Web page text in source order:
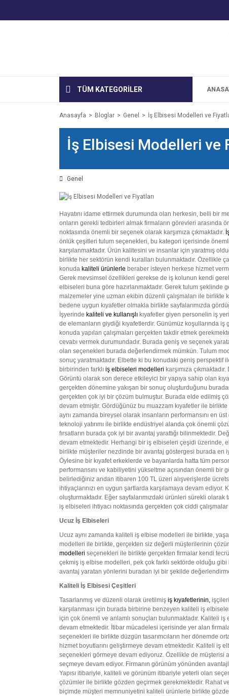
TÜM KATEGORİLER
Anasayfa Bloglar Genel İş Elbisesi Modelleri ve
İş Elbisesi Modelleri ve
Genel
Hayatını idame ettirmek durumunda olan herkesin, belli bir
onların gerekli tedbirleri almak firmaların görevleri arasında
noktasında önemli bir seçenek olarak karşımıza çıkmaktadır.
önlük çeşitleri tulum seçenekleri, bu kategori içerisinde
karşılanmaktadır. Ürün kalitesini ve insanlar için yaratmış
birlikte her sektörün kendi kuralları bulunmaktadır. Özellikle
konuda kaliteli ürünlerle beraber isteyen herkese hizmet
Gerek mevsimsel özellikleri gerekse de iş kolunun kendi
elbiseleri buna göre hazırlanmaktadır. Gerek tulum şeklinde
malzemeler yine uzman ekibin düzenli çalışmaları ile birlikte
bedene uygun kıyafetler olmakla birlikte sayfalarımızda
İşyerinde kaliteli ve kullanışlı kıyafetler giyen personelin iş
de elemanların giydiği kıyafetlerdir. Günümüz koşullarında
konuda yapılan çalışmaları gerçekten takdir etmek
cevabı vermek durumundadır. Burada geniş ve seçenek
olan seçenekleri burada değerlendirmek mümkün. Tulum
sonuç yaratmaktadır. Elbette ki bu konudaki geniş perspektif
birbirinden farklı iş elbiseleri modelleri karşımıza
Görüntü olarak son derece etkileyici bir yapıya sahip olan
gerçekten dönemine yakışan bir sonuç oluşturduğunu
gerçekten çok iyi bir çözüm bulmuştur. Burada elde edilmiş
devam etmiştir. Gördüğünüz bu muazzam kıyafetler ile
aynı zamanda bireysel olarak insanların performansını en
teknoloji yatırımı ile birlikte endüstriyel alanda çok önemli
fırsatların burada çok iyi bir avantaj yarattığı bilinmektedir.
devam etmektedir. Herhangi bir iş elbiseleri çeşidi üzerinde,
birlikte müşteriler nezdinde bir avantaj göstergesi burada en
Öylesine bir kıyafet erkeklerde ve bayanlarda hatta tüm
performansını ve kabiliyetini yükseltme açısından önemli
belirlediğiniz andan itibaren 100 TL üzeri alışverişlerde
ihtiyaçlarınızı en uygun şartlarda karşılamaya devam
oluşturmaktadır. Eğer sayfalarımızdaki ürünleri sürekli
iş elbiseleri ihtiyacı noktasında gerçekten çok ciddi çalışmalar
Ucuz İş Elbiseleri
Ucuz aynı zamanda kaliteli iş elbise modelleri ile birlikte,
modelleri ile birlikte, gerçekten siz değerli müşterilerinin
modelleri seçenekleri ile birlikte gerçekten firmalar kendi
çekmiş iş elbise modelleri, pek çok farklı sektörde olduğu gibi
avantaj yaratan yönlerini buradan iyi bir şekilde
Kaliteli İş Elbisesi Çeşitleri
Tasarlanmış ve düzenli olarak üretilmiş iş kıyafetlerinin,
karşılanması için burada birbirine benzeyen kaliteli iş
için çok önemli ve anlamlı sonuçları bulunmaktadır. Kaliteli
devam etmektedir. İtibar mücadelesi içerisinde yer alan
seçenekleri ile birlikte düzgün tasarımcıların her dönemde
hizmet boyutlarını geliştirmeye devam etmektedir. Kaliteli iş
seçenekleri görmeye devam ediyoruz. Özellikle de müşterisi
seçmeye devam ediyor. Firmanın görünüm yönünden
Yapısı itibariyle, kaliteli ve görünüm itibariyle yeterli olan
çözümler ile birlikte gözden geçirmek gerekmektedir. Rahat
biçimde müşteri memnuniyetini kaliteli ürünlerle birlikte